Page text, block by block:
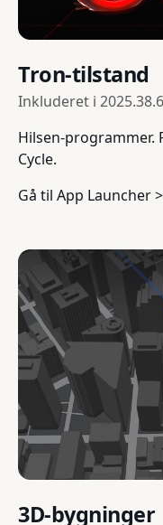
Tron-tilstand
Inkluderet i 2025.38.6
Hilsen-programmer.
Cycle.
Gå til App Launcher
3D-bygninger